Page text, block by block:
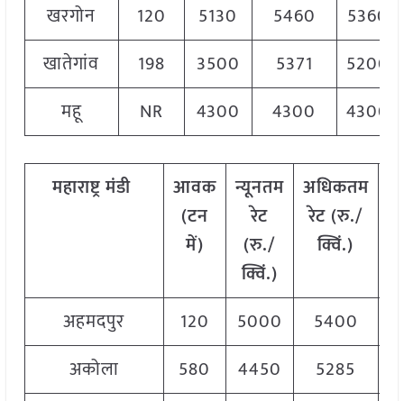
खरगोन
120 5130 5460
5360
खातेगांव
198 3500 5371
5200
महू
NR 4300 4300 4300
महाराष्ट्र मंडी
आवक
(टन
में)
न्यूनतम
रेट
(रु./
क्विं.)
अधिकतम
रेट (रु./
क्विं.)
अहमदपुर
120 5000 5400
अकोला
580 4450 5285